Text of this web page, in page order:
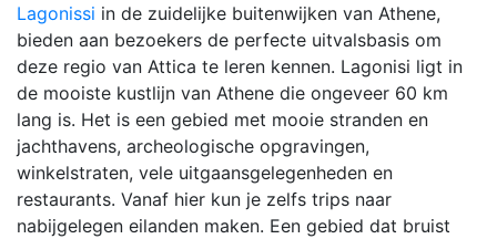
Lagonissi in de zuidelijke buitenwijken van Athene,
bieden aan bezoekers de perfecte uitvalsbasis om
deze regio van Attica te leren kennen. Lagonisi ligt in
de mooiste kustlijn van Athene die ongeveer 60 km
lang is. Het is een gebied met mooie stranden en
jachthavens, archeologische opgravingen,
winkelstraten, vele uitgaansgelegenheden en
restaurants. Vanaf hier kun je zelfs trips naar
nabijgelegen eilanden maken. Een gebied dat bruist